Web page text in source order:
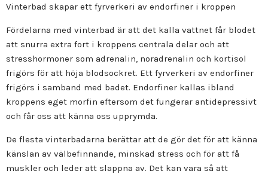
Vinterbad skapar ett fyrverkeri av endorfiner i kroppen
Fördelarna med vinterbad är att det kalla vattnet får blodet
att snurra extra fort i kroppens centrala delar och att
stresshormoner som adrenalin, noradrenalin och kortisol
frigörs för att höja blodsockret. Ett fyrverkeri av endorfiner
frigörs i samband med badet. Endorfiner kallas ibland
kroppens eget morfin eftersom det fungerar antidepressivt
och får oss att känna oss upprymda.
De flesta vinterbadarna berättar att de gör det för att känna
känslan av välbefinnande, minskad stress och för att få
muskler och leder att slappna av. Det kan vara så att